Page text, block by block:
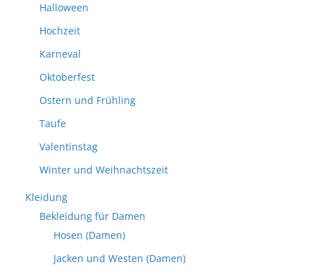
Halloween
Hochzeit
Karneval
Oktoberfest
Ostern und Frühling
Taufe
Valentinstag
Winter und Weihnachtszeit
Kleidung
Bekleidung für Damen
Hosen (Damen)
Jacken und Westen (Damen)